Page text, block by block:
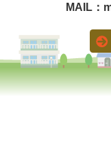
MAIL：